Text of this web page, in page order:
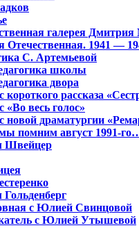
галерея Дмитрия
Отечественная. 1941 —
С. Артемьевой
школы
двора
короткого рассказа
«Во весь голос»
новой драматургии
помним август 1991-
Швейцер
с Юлией Свинцовой
с Юлией Утышевой